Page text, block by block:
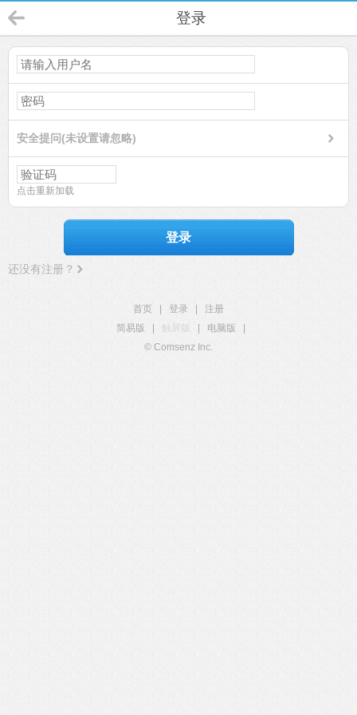
登录
安全提问(未设置请忽略)
点击重新加载
登录
还没有注册？
首页 登录
注册
简易版
触屏版 电脑版
© Comsenz Inc.